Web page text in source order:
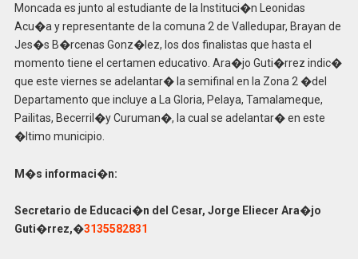
Moncada es junto al estudiante de la Instituci�n Leonidas
Acu�a y representante de la comuna 2 de Valledupar, Brayan de
Jes�s B�rcenas Gonz�lez, los dos finalistas que hasta el
momento tiene el certamen educativo. Ara�jo Guti�rrez indic�
que este viernes se adelantar� la semifinal en la Zona 2 �del
Departamento que incluye a La Gloria, Pelaya, Tamalameque,
Pailitas, Becerril�y Curuman�, la cual se adelantar� en este
�ltimo municipio.
M�s informaci�n:
Secretario de Educaci�n del Cesar, Jorge Eliecer Ara�jo
Guti�rrez,�3135582831